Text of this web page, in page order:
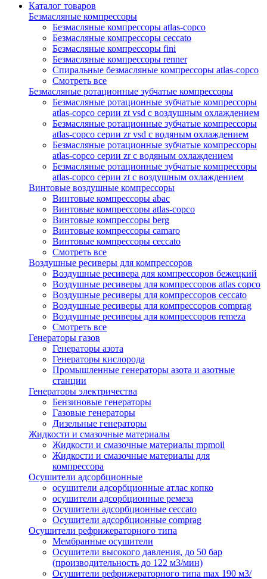
Каталог товаров
Безмасляные компрессоры
Безмасляные компрессоры atlas-copco
Безмасляные компрессоры ceccato
Безмасляные компрессоры fini
Безмасляные компрессоры renner
Спиральные безмасляные компрессоры atlas-copco
Смотреть все
Безмасляные ротационные зубчатые компрессоры
Безмасляные ротационные зубчатые компрессоры
atlas-copco серии zt vsd с воздушным охлаждением
Безмасляные ротационные зубчатые компрессоры
atlas-copco серии zr vsd с водяным охлаждением
Безмасляные ротационные зубчатые компрессоры
atlas-copco серии zr с водяным охлаждением
Безмасляные ротационные зубчатые компрессоры
atlas-copco серии zt с воздушным охлаждением
Винтовые воздушные компрессоры
Винтовые компрессоры abac
Винтовые компрессоры atlas-copco
Винтовые компрессоры berg
Винтовые компрессоры camaro
Винтовые компрессоры ceccato
Смотреть все
Воздушные ресиверы для компрессоров
Воздушные ресивера для компрессоров бежецкий
Воздушные ресиверы для компрессоров atlas copco
Воздушные ресиверы для компрессоров ceccato
Воздушные ресиверы для компрессоров comprag
Воздушные ресиверы для компрессоров remeza
Смотреть все
Генераторы газов
Генераторы азота
Генераторы кислорода
Промышленные генераторы азота и азотные
станции
Генераторы электричества
Бензиновые генераторы
Газовые генераторы
Дизельные генераторы
Жидкости и смазочные материалы
Жидкости и смазочные материалы mpmoil
Жидкости и смазочные материалы для
компрессора
Осушители адсорбционные
осушители адсорбционные атлас копко
осушители адсорбционные ремеза
Осушители адсорбционные ceccato
Осушители адсорбционные comprag
Осушители рефрижераторного типа
Мембранные осушители
Осушители высокого давления, до 50 бар
(производительность до 122 м3/мин)
Осушители рефрижераторного типа max 190 м3/